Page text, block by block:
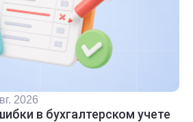
2026
в бухгалтерском учете